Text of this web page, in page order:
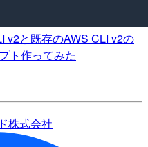
v2と既存のAWS CLI v2の
ト作ってみた
株式会社